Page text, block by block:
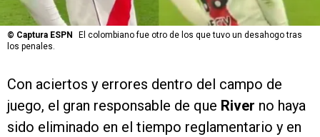
© Captura ESPN
El colombiano fue otro de los que tuvo un desahogo tras
los penales.
Con aciertos y errores dentro del campo de
juego, el gran responsable de que River no haya
sido eliminado en el tiempo reglamentario y en